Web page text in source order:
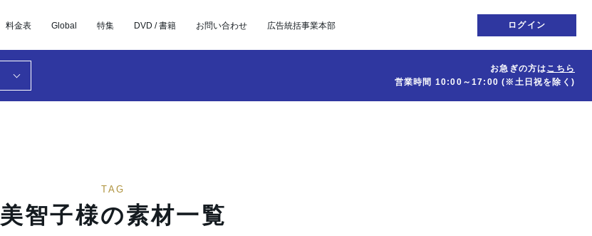
料金表 Global 特集 DVD / 書籍 お問い合わせ 広告統括事業本部 ログイン
お急ぎの方はこちら
営業時間 10:00～17:00(※土日祝を除く)
TAG
美智子様の素材一覧